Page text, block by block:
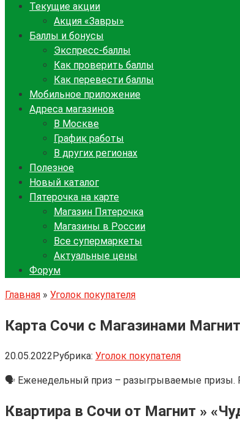
Текущие акции
Акция «Завры»
Баллы и бонусы
Экспресс-баллы
Как проверить баллы
Как перевести баллы
Мобильное приложение
Адреса магазинов
В Москве
График работы
В других регионах
Полезное
Новый каталог
Пятерочка на карте
Магазин Пятерочка
Магазины в России
Все супермаркеты
Актуальные цены
Форум
Главная » Уголок покупателя
Карта Сочи с Магазинами
20.05.2022Рубрика: Уголок покупателя
🗣 Еженедельный приз – разыгрываемые призы.
Квартира в Сочи от Магнит »